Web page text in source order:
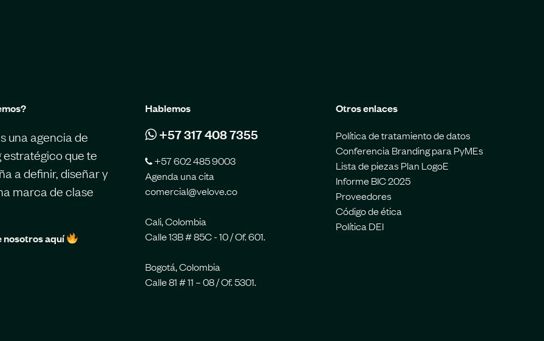
una agencia de
que te
a definir, diseñar y
marca de clase
nosotros aquí
Hablemos
+57 317 408 7355
+57 602 485 9003
Agenda una cita
comercial@velove.co
Cali, Colombia
Calle 13B # 85C - 10 / Of. 601.
Bogotá, Colombia
Calle 81 # 11 – 08 / Of. 5301.
Otros enlaces
Política de tratamiento de datos
Conferencia Branding para PyMEs
Lista de piezas Plan LogoE
Informe BIC 2025
Proveedores
Código de ética
Política DEI